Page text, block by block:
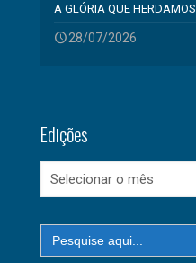
A GLÓRIA QUE HERDAMOS
28/07/2026
Edições
Edições
Search
for: